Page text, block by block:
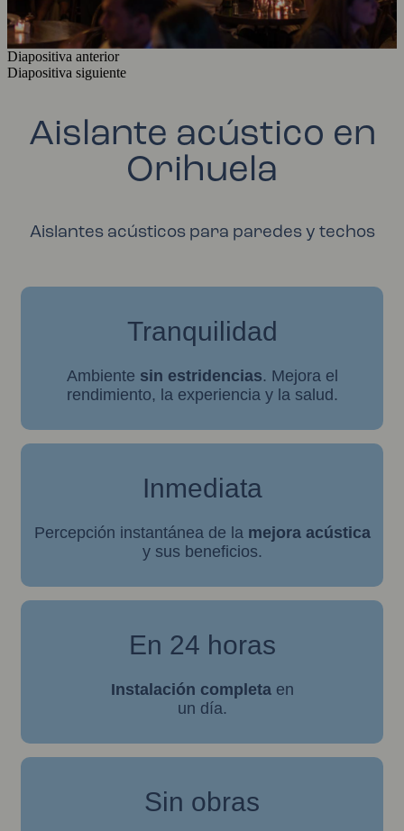
Diapositiva anterior
Diapositiva siguiente
Aislante acústico en
Orihuela
Aislantes acústicos para paredes y techos
Tranquilidad
Ambiente sin estridencias. Mejora el
rendimiento, la experiencia y la salud.
Inmediata
Percepción instantánea de la mejora acústica
y sus beneficios.
En 24 horas
Instalación completaen
un día.
Sin obras